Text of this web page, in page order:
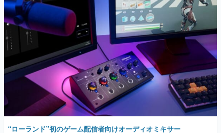
特集記事
マンガ
アプリレビュー
その他
電ファミニコゲーマーとは？
“ローランド”初のゲーム配信者向けオーディオミキサー